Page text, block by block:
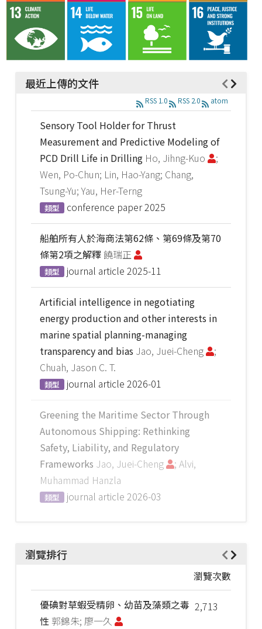
最近上傳的文件
RSS 1.0 RSS 2.0 atom
Sensory Tool Holder for Thrust
Measurement and Predictive Modeling of
PCD Drill Life in Drilling Ho, Jihng-Kuo
;
Wen, Po-Chun; Lin, Hao-Yang; Chang,
Tsung-Yu; Yau, Her-Terng
類型 conference paper2025
船舶所有人於海商法第62條、第69條及第70
條第2項之解釋饒瑞正
類型 journal article 2025-11
Artificial intelligence in negotiating
energy production and other interests in
marine spatial planning-managing
transparency and bias Jao, Juei-Cheng
;
Chuah, Jason C. T.
類型 journal article 2026-01
Greening the Maritime Sector Through
Autonomous Shipping: Rethinking
Safety, Liability, and Regulatory
Frameworks Jao, Juei-Cheng
; Alvi,
Muhammad Hanzla
類型 journal article 2026-03
瀏覽排行
瀏覽次數
2,713
優碘對草蝦受精卵、幼苗及藻類之毒
性 郭錦朱; 廖一久